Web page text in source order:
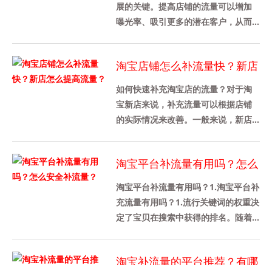
展的关键。提高店铺的流量可以增加
曝光率、吸引更多的潜在客户，从而
的......
淘宝店铺怎么补流量快？新店
怎么提高流量？
如何快速补充淘宝店的流量？对于淘
宝新店来说，补充流量可以根据店铺
的实际情况来改善。一般来说，新店
淘宝平台补流量有用吗？怎么
安全补流量？
淘宝平台补流量有用吗？1.淘宝平台补
充流量有用吗？1.流行关键词的权重决
定了宝贝在搜索中获得的排名。随着
淘宝补流量的平台推荐？有哪